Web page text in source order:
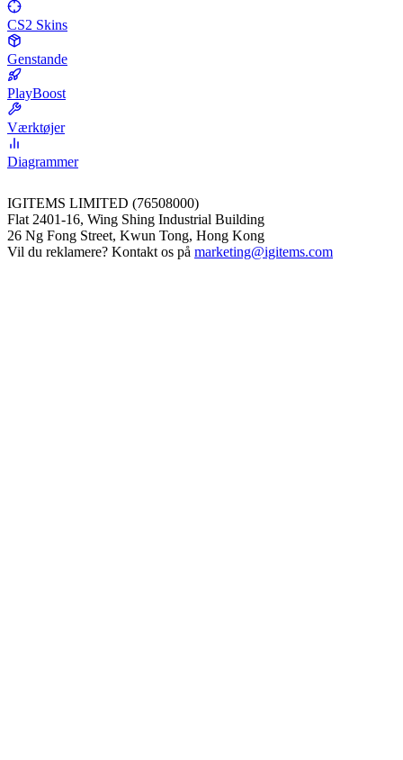
CS2 Skins
Genstande
PlayBoost
Værktøjer
Diagrammer
IGITEMS LIMITED (76508000)
Flat 2401-16, Wing Shing Industrial Building
26 Ng Fong Street, Kwun Tong, Hong Kong
Vil du reklamere? Kontakt os på marketing@igitems.com